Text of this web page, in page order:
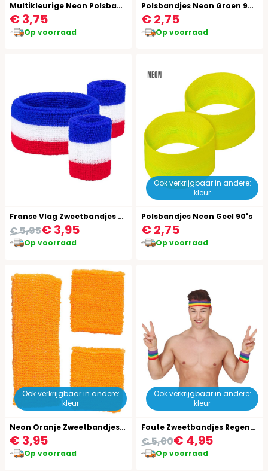
Multikleurige Neon Polsbanden
€ 3,75
Op voorraad
Polsbandjes Neon Groen 90's
€ 2,75
Op voorraad
Franse Vlag Zweetbandjes Set
€ 3,95
€ 5,95
Op voorraad
Ook verkrijgbaar in andere:
kleur
Polsbandjes Neon Geel 90's
€ 2,75
Op voorraad
Ook verkrijgbaar in andere:
kleur
Neon Oranje Zweetbandjes Set
€ 3,95
Op voorraad
Ook verkrijgbaar in andere:
kleur
Foute Zweetbandjes Regenboog
€ 4,95
€ 5,00
Op voorraad